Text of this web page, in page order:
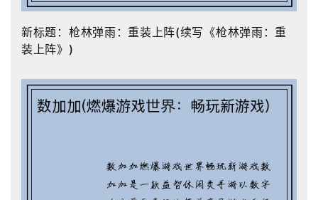
新标题：枪林弹雨：重装上阵(续写《枪林弹雨：重
装上阵》)